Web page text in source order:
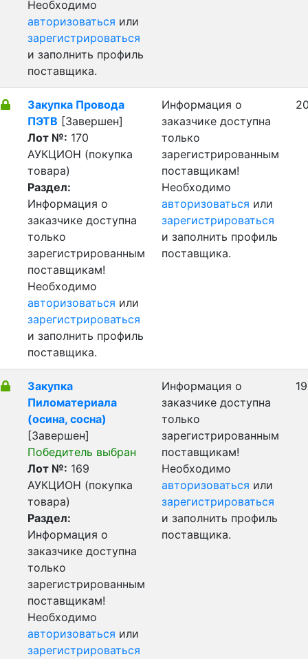
Необходимо
авторизоваться или
зарегистрироваться
и заполнить профиль
поставщика.
Закупка Провода
ПЭТВ [Завершен]
Лот №: 170
АУКЦИОН (покупка
товара)
Раздел:
Информация о
заказчике доступна
только
зарегистрированным
поставщикам!
Необходимо
авторизоваться или
зарегистрироваться
и заполнить профиль
поставщика.
Информация о
заказчике доступна
только
зарегистрированным
поставщикам!
Необходимо
авторизоваться или
зарегистрироваться
и заполнить профиль
поставщика.
Закупка
Пиломатериала
(осина, сосна)
[Завершен]
Победитель выбран
Лот №: 169
АУКЦИОН (покупка
товара)
Раздел:
Информация о
заказчике доступна
только
зарегистрированным
поставщикам!
Необходимо
авторизоваться или
зарегистрироваться
Информация о
заказчике доступна
только
зарегистрированным
поставщикам!
Необходимо
авторизоваться или
зарегистрироваться
и заполнить профиль
поставщика.